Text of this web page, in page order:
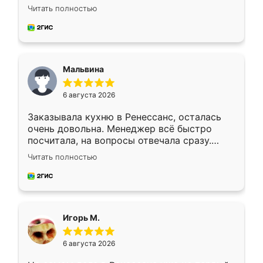
Ждал меньше месяца, сборщик с прямыми
руками. По цене вышло адекватно.
Рекомендую!
Читать полностью
Мальвина
6 августа 2026
Заказывала кухню в Ренессанс, осталась
очень довольна. Менеджер всё быстро
посчитала, на вопросы отвечала сразу.
Замерщик приехал в субботу, подошёл к
делу со всей ответственностью. Собрали
за день, ребята работали аккуратно, даже
Читать полностью
Игорь М.
6 августа 2026